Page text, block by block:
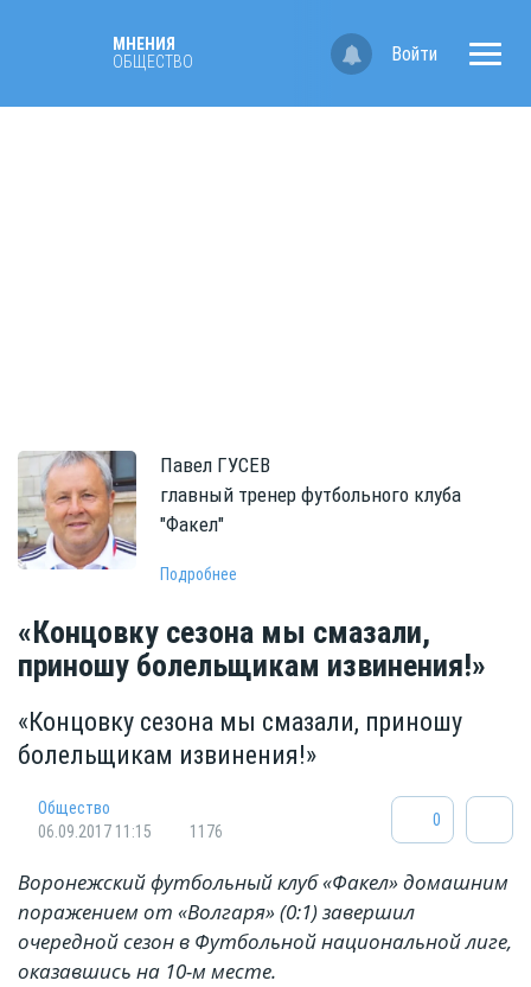
МНЕНИЯ
ОБЩЕСТВО
Войти
Павел ГУСЕВ
главный тренер футбольного клуба
"Факел"
Подробнее
«Концовку сезона мы смазали,
приношу болельщикам извинения!»
«Концовку сезона мы смазали, приношу
болельщикам извинения!»
Общество
06.09.2017 11:15
1176
0
Воронежский футбольный клуб «Факел» домашним
поражением от «Волгаря» (0:1) завершил
очередной сезон в Футбольной национальной лиге,
оказавшись на 10-м месте.